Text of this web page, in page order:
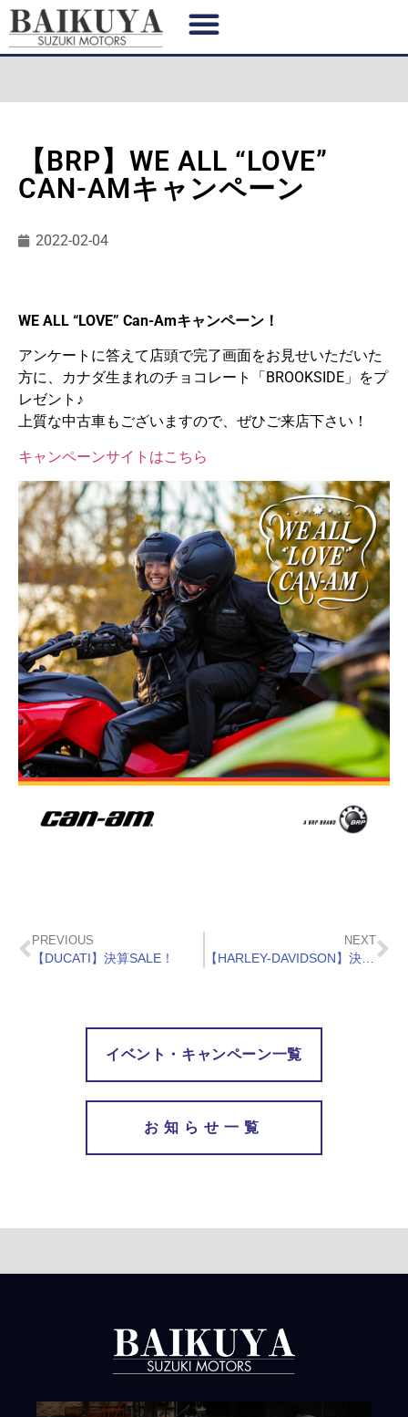
【BRP】WE ALL “LOVE”
CAN-AMキャンペーン
2022-02-04
WE ALL “LOVE” Can-Amキャンペーン！
アンケートに答えて店頭で完了画面をお見せいただいた
方に、カナダ生まれのチョコレート「BROOKSIDE」をプ
レゼント♪
上質な中古車もございますので、ぜひご来店下さい！
キャンペーンサイトはこちら
PREVIOUS
【DUCATI】決算SALE！
NEXT
【HARLEY-DAVIDSON】決算SALE！
イベント・キャンペーン一覧
お知らせ一覧